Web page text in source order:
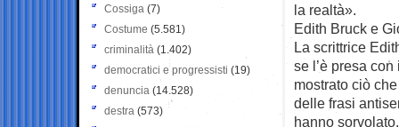
la realtà».
Edith Bruck e
La scrittrice
se l’è presa
mostrato ciò
delle frasi
hanno
Cossiga (7)
Costume (5.581)
criminalità (1.402)
democratici e progressisti (19)
denuncia (14.528)
destra (573)